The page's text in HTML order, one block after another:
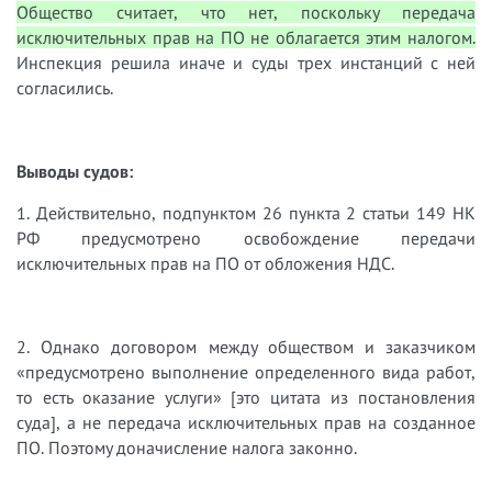
Общество считает, что нет, поскольку передача
исключительных прав на ПО не облагается этим налогом.
Инспекция решила иначе и суды трех инстанций с ней
согласились.
Выводы судов:
1. Действительно, подпунктом 26 пункта 2 статьи 149 НК
РФ предусмотрено освобождение передачи
исключительных прав на ПО от обложения НДС.
2. Однако договором между обществом и заказчиком
«предусмотрено выполнение определенного вида работ,
то есть оказание услуги» [это цитата из постановления
суда], а не передача исключительных прав на созданное
ПО. Поэтому доначисление налога законно.